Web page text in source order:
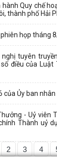
hành Quy chế
thành phố Hải
họp tháng
tuyên
điều của Luật
Ủy ban
- Uỷ viên
Thành uỷ
2 3 4